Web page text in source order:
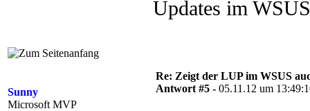
Updates im
Sunny
Microsoft MVP
Re: Zeigt der LUP im WSUS
Antwort #5 - 05.11.12 um